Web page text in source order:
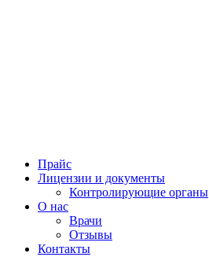
Прайс
Лицензии и документы
Контролирующие органы
О нас
Врачи
Отзывы
Контакты